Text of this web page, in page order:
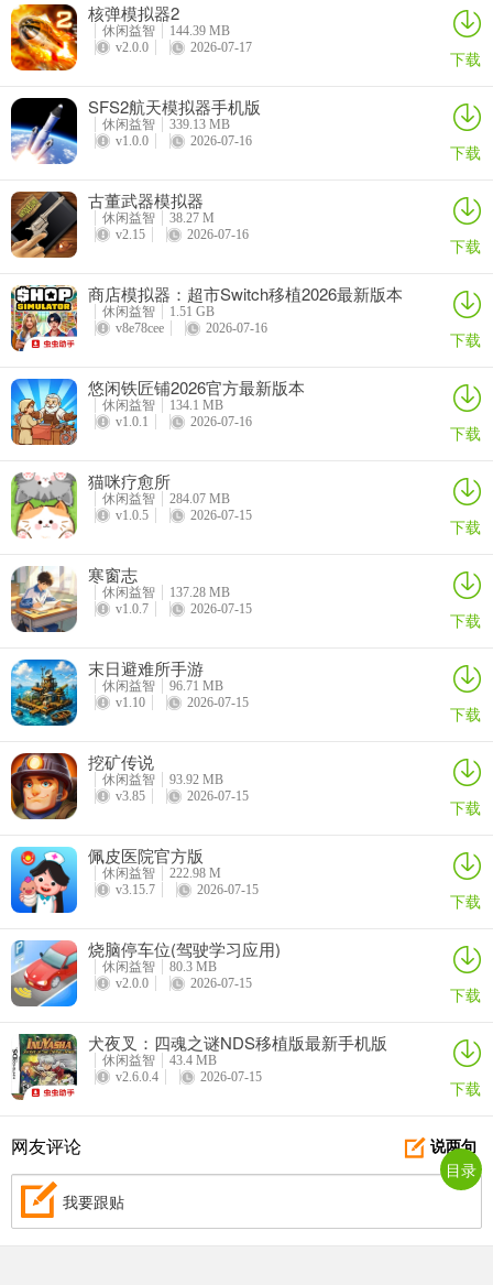
游戏亮点
1、经典米老鼠：操控米老鼠，在硬核平台跳跃中拯救米妮。
2、魔法险境：穿越会呼吸的森林、叛逆玩具军团、活体书籍迷宫。
3、独特解谜：翻开书页改变地形，跳入故事寻找隐藏路径。
4、女巫对决：每个区域迎战女巫米兹拉贝尔的幻影，最终在城堡顶端
决战。
5、怀旧新生：手绘卡通风格 + 经典迪士尼旋律重编，致敬16-bit时
代。
更新日志
错误修复
核弹模拟器2
休闲益智
144.39 MB
v2.0.0
2026-07-17 下载
SFS2航天模拟器手机版
休闲益智
339.13 MB
v1.0.0
2026-07-16 下载
古董武器模拟器
休闲益智
38.27 M
v2.15
2026-07-16 下载
商店模拟器：超市Switch移植2026最新版本
休闲益智
1.51 GB
v8e78cee
2026-07-16 下载
悠闲铁匠铺2026官方最新版本
休闲益智
134.1 MB
v1.0.1
2026-07-16 下载
猫咪疗愈所
休闲益智
284.07 MB
v1.0.5
2026-07-15 下载
寒窗志
休闲益智
137.28 MB
v1.0.7
2026-07-15 下载
末日避难所手游
休闲益智
96.71 MB
v1.10
2026-07-15 下载
挖矿传说
休闲益智
93.92 MB
v3.85
2026-07-15 下载
佩皮医院官方版
休闲益智
222.98 M
v3.15.7
2026-07-15 下载
烧脑停车位(驾驶学习应用)
休闲益智
80.3 MB
v2.0.0
2026-07-15 下载
犬夜叉：四魂之谜NDS移植版最新手机版
休闲益智
43.4 MB
v2.6.0.4
2026-07-15 下载
说两句
网友评论
我要跟贴
目录